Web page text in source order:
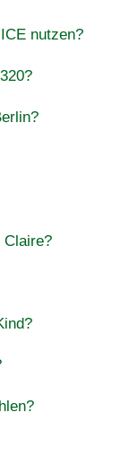
nutzen?
Claire?